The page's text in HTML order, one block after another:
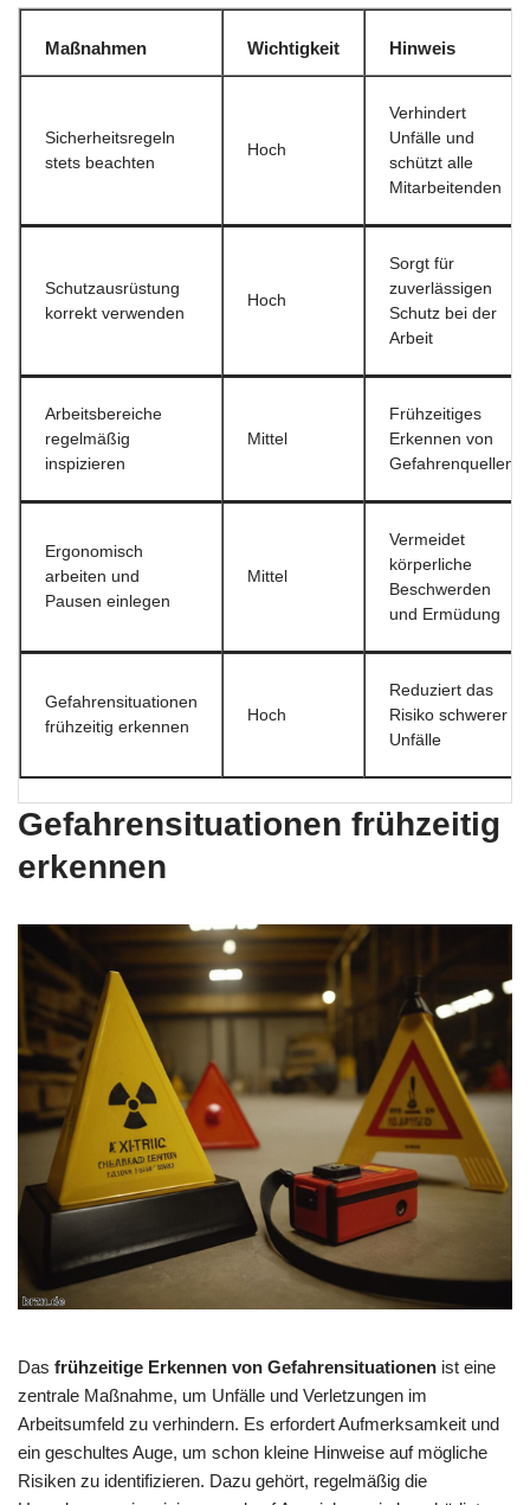
Maßnahmen Wichtigkeit Hinweis
Sicherheitsregeln
stets beachten
Hoch
Verhindert
Unfälle und
schützt alle
Mitarbeitenden
Schutzausrüstung
korrekt verwenden
Hoch
Sorgt für
zuverlässigen
Schutz bei der
Arbeit
Arbeitsbereiche
regelmäßig
inspizieren
Mittel
Frühzeitiges
Erkennen von
Gefahrenquellen
Ergonomisch
arbeiten und
Pausen einlegen
Mittel
Vermeidet
körperliche
Beschwerden
und Ermüdung
Gefahrensituationen
frühzeitig erkennen
Hoch
Reduziert das
Risiko schwerer
Unfälle
Gefahrensituationen frühzeitig
erkennen
Das frühzeitige Erkennen von Gefahrensituationen ist eine
zentrale Maßnahme, um Unfälle und Verletzungen im
Arbeitsumfeld zu verhindern. Es erfordert Aufmerksamkeit und
ein geschultes Auge, um schon kleine Hinweise auf mögliche
Risiken zu identifizieren. Dazu gehört, regelmäßig die